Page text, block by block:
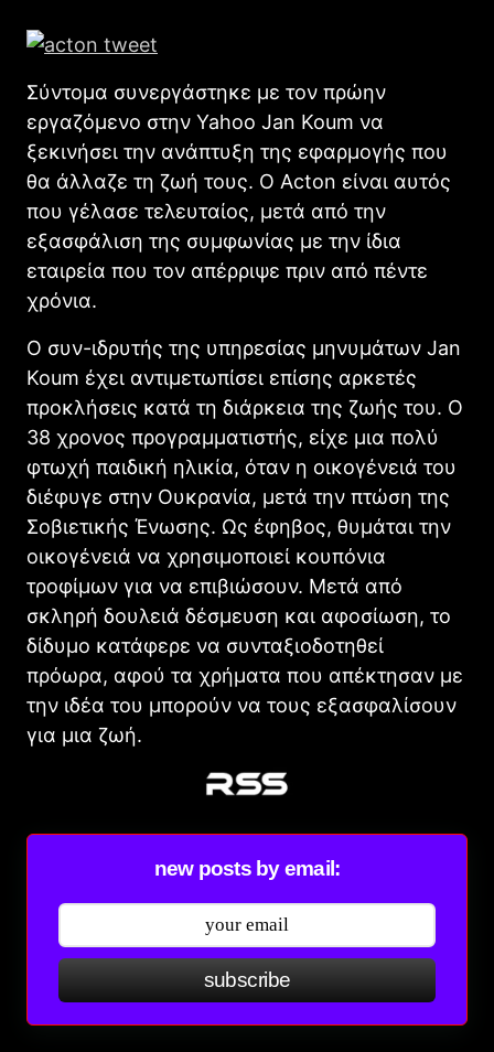
Σύντομα συνεργάστηκε με τον πρώην
εργαζόμενο στην Yahoo Jan Koum να
ξεκινήσει την ανάπτυξη της εφαρμογής που
θα άλλαζε τη ζωή τους. Ο Acton είναι αυτός
που γέλασε τελευταίος, μετά από την
εξασφάλιση της συμφωνίας με την ίδια
εταιρεία που τον απέρριψε πριν από πέντε
χρόνια.
Ο συν-ιδρυτής της υπηρεσίας μηνυμάτων Jan
Koum έχει αντιμετωπίσει επίσης αρκετές
προκλήσεις κατά τη διάρκεια της ζωής του. Ο
38 χρονος προγραμματιστής, είχε μια πολύ
φτωχή παιδική ηλικία, όταν η οικογένειά του
διέφυγε στην Ουκρανία, μετά την πτώση της
Σοβιετικής Ένωσης. Ως έφηβος, θυμάται την
οικογένειά να χρησιμοποιεί κουπόνια
τροφίμων για να επιβιώσουν. Μετά από
σκληρή δουλειά δέσμευση και αφοσίωση, το
δίδυμο κατάφερε να συνταξιοδοτηθεί
πρόωρα, αφού τα χρήματα που απέκτησαν με
την ιδέα του μπορούν να τους εξασφαλίσουν
για μια ζωή.
new posts by email:
subscribe